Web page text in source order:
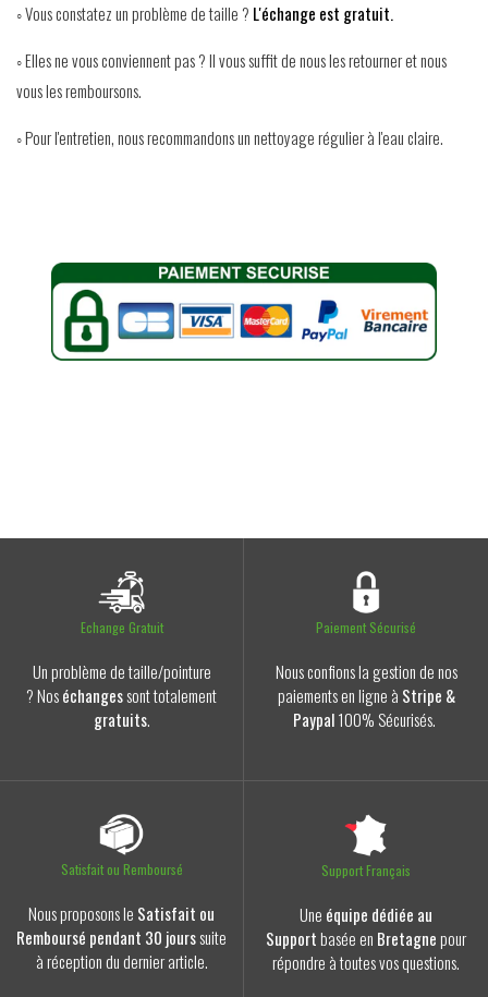
◦ Vous constatez un problème de taille ? L'échange est gratuit.
◦ Elles ne vous conviennent pas ? Il vous suffit de nous les retourner et nous
vous les remboursons.
◦ Pour l'entretien, nous recommandons un nettoyage régulier à l'eau claire.
Echange Gratuit
Un problème de taille/pointure
? Noséchangessont totalement
gratuits.
Paiement Sécurisé
Nous confions la gestion de nos
paiements en ligne à Stripe &
Paypal100% Sécurisés.
Satisfait ou Remboursé
Nous proposons le Satisfait ou
Remboursé pendant 30 jourssuite
à réception du dernier article.
Support Français
Une équipe dédiée au
Supportbasée en Bretagnepour
répondre à toutes vos questions.